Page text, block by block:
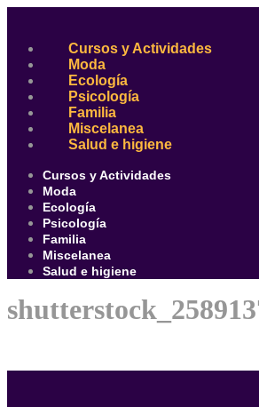
contenido
Cursos y Actividades
Moda
Ecología
Psicología
Familia
Miscelanea
Salud e higiene
Cursos y Actividades
Moda
Ecología
Psicología
Familia
Miscelanea
Salud e higiene